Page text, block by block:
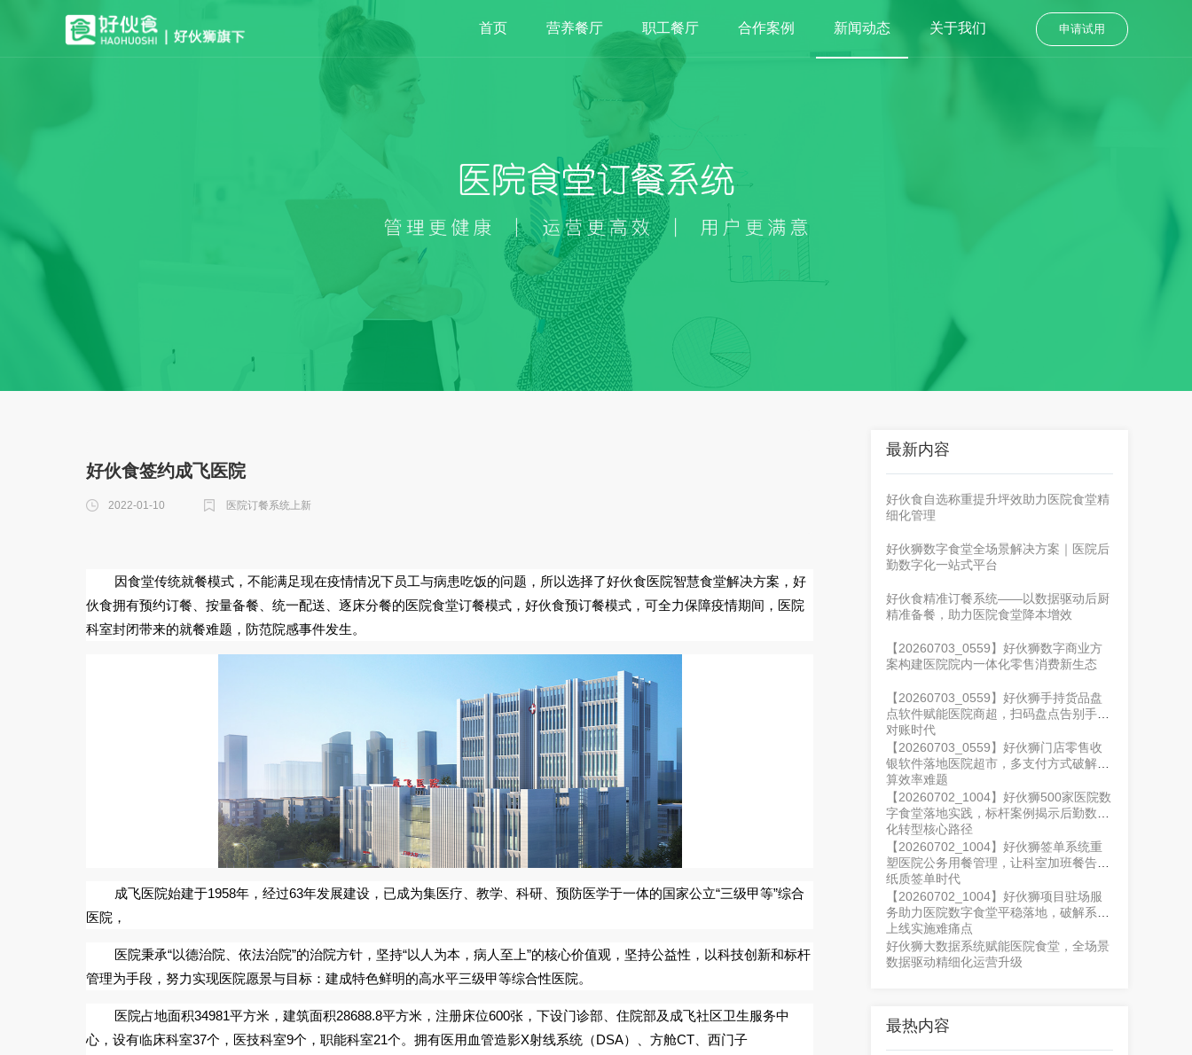
首页 营养餐厅 职工餐厅 合作案例 新闻动态 关于我们 申请试用
好伙食签约成飞医院
2022-01-10 医院订餐系统上新
因食堂传统就餐模式，不能满足现在疫情情况下员工与病患吃饭的问题，所以选择了好伙食医院智慧食堂解决方案，好
伙食拥有预约订餐、按量备餐、统一配送、逐床分餐的医院食堂订餐模式，好伙食预订餐模式，可全力保障疫情期间，医院
科室封闭带来的就餐难题，防范院感事件发生。
成飞医院始建于1958年，经过63年发展建设，已成为集医疗、教学、科研、预防医学于一体的国家公立“三级甲等”综合
医院，
医院秉承“以德治院、依法治院”的治院方针，坚持“以人为本，病人至上”的核心价值观，坚持公益性，以科技创新和标杆
管理为手段，努力实现医院愿景与目标： 建成特色鲜明的高水平三级甲等综合性医院。
医院占地面积34981平方米，建筑面积28688.8平方米，注册床位600张，下设门诊部、住院部及成飞社区卫生服务中
心，设有临床科室37个，医技科室9个，职能科室21个。拥有医用血管造影X射线系统（DSA）、方舱CT 、西门子
最新内容
好伙食自选称重提升坪效助力医院食堂精
细化管理
好伙狮数字食堂全场景解决方案｜医院后
勤数字化一站式平台
好伙食精准订餐系统——以数据驱动后厨
精准备餐，助力医院食堂降本增效
【20260703_0559】好伙狮数字商业方
案构建医院院内一体化零售消费新生态
【20260703_0559】好伙狮手持货品盘
点软件赋能医院商超，扫码盘点告别手工
对账时代
【20260703_0559】好伙狮门店零售收
银软件落地医院超市，多支付方式破解结
算效率难题
【20260702_1004】好伙狮500家医院数
字食堂落地实践，标杆案例揭示后勤数字
化转型核心路径
【20260702_1004】好伙狮签单系统重
塑医院公务用餐管理，让科室加班餐告别
纸质签单时代
【20260702_1004】好伙狮项目驻场服
务助力医院数字食堂平稳落地，破解系统
上线实施难痛点
好伙狮大数据系统赋能医院食堂，全场景
数据驱动精细化运营升级
最热内容